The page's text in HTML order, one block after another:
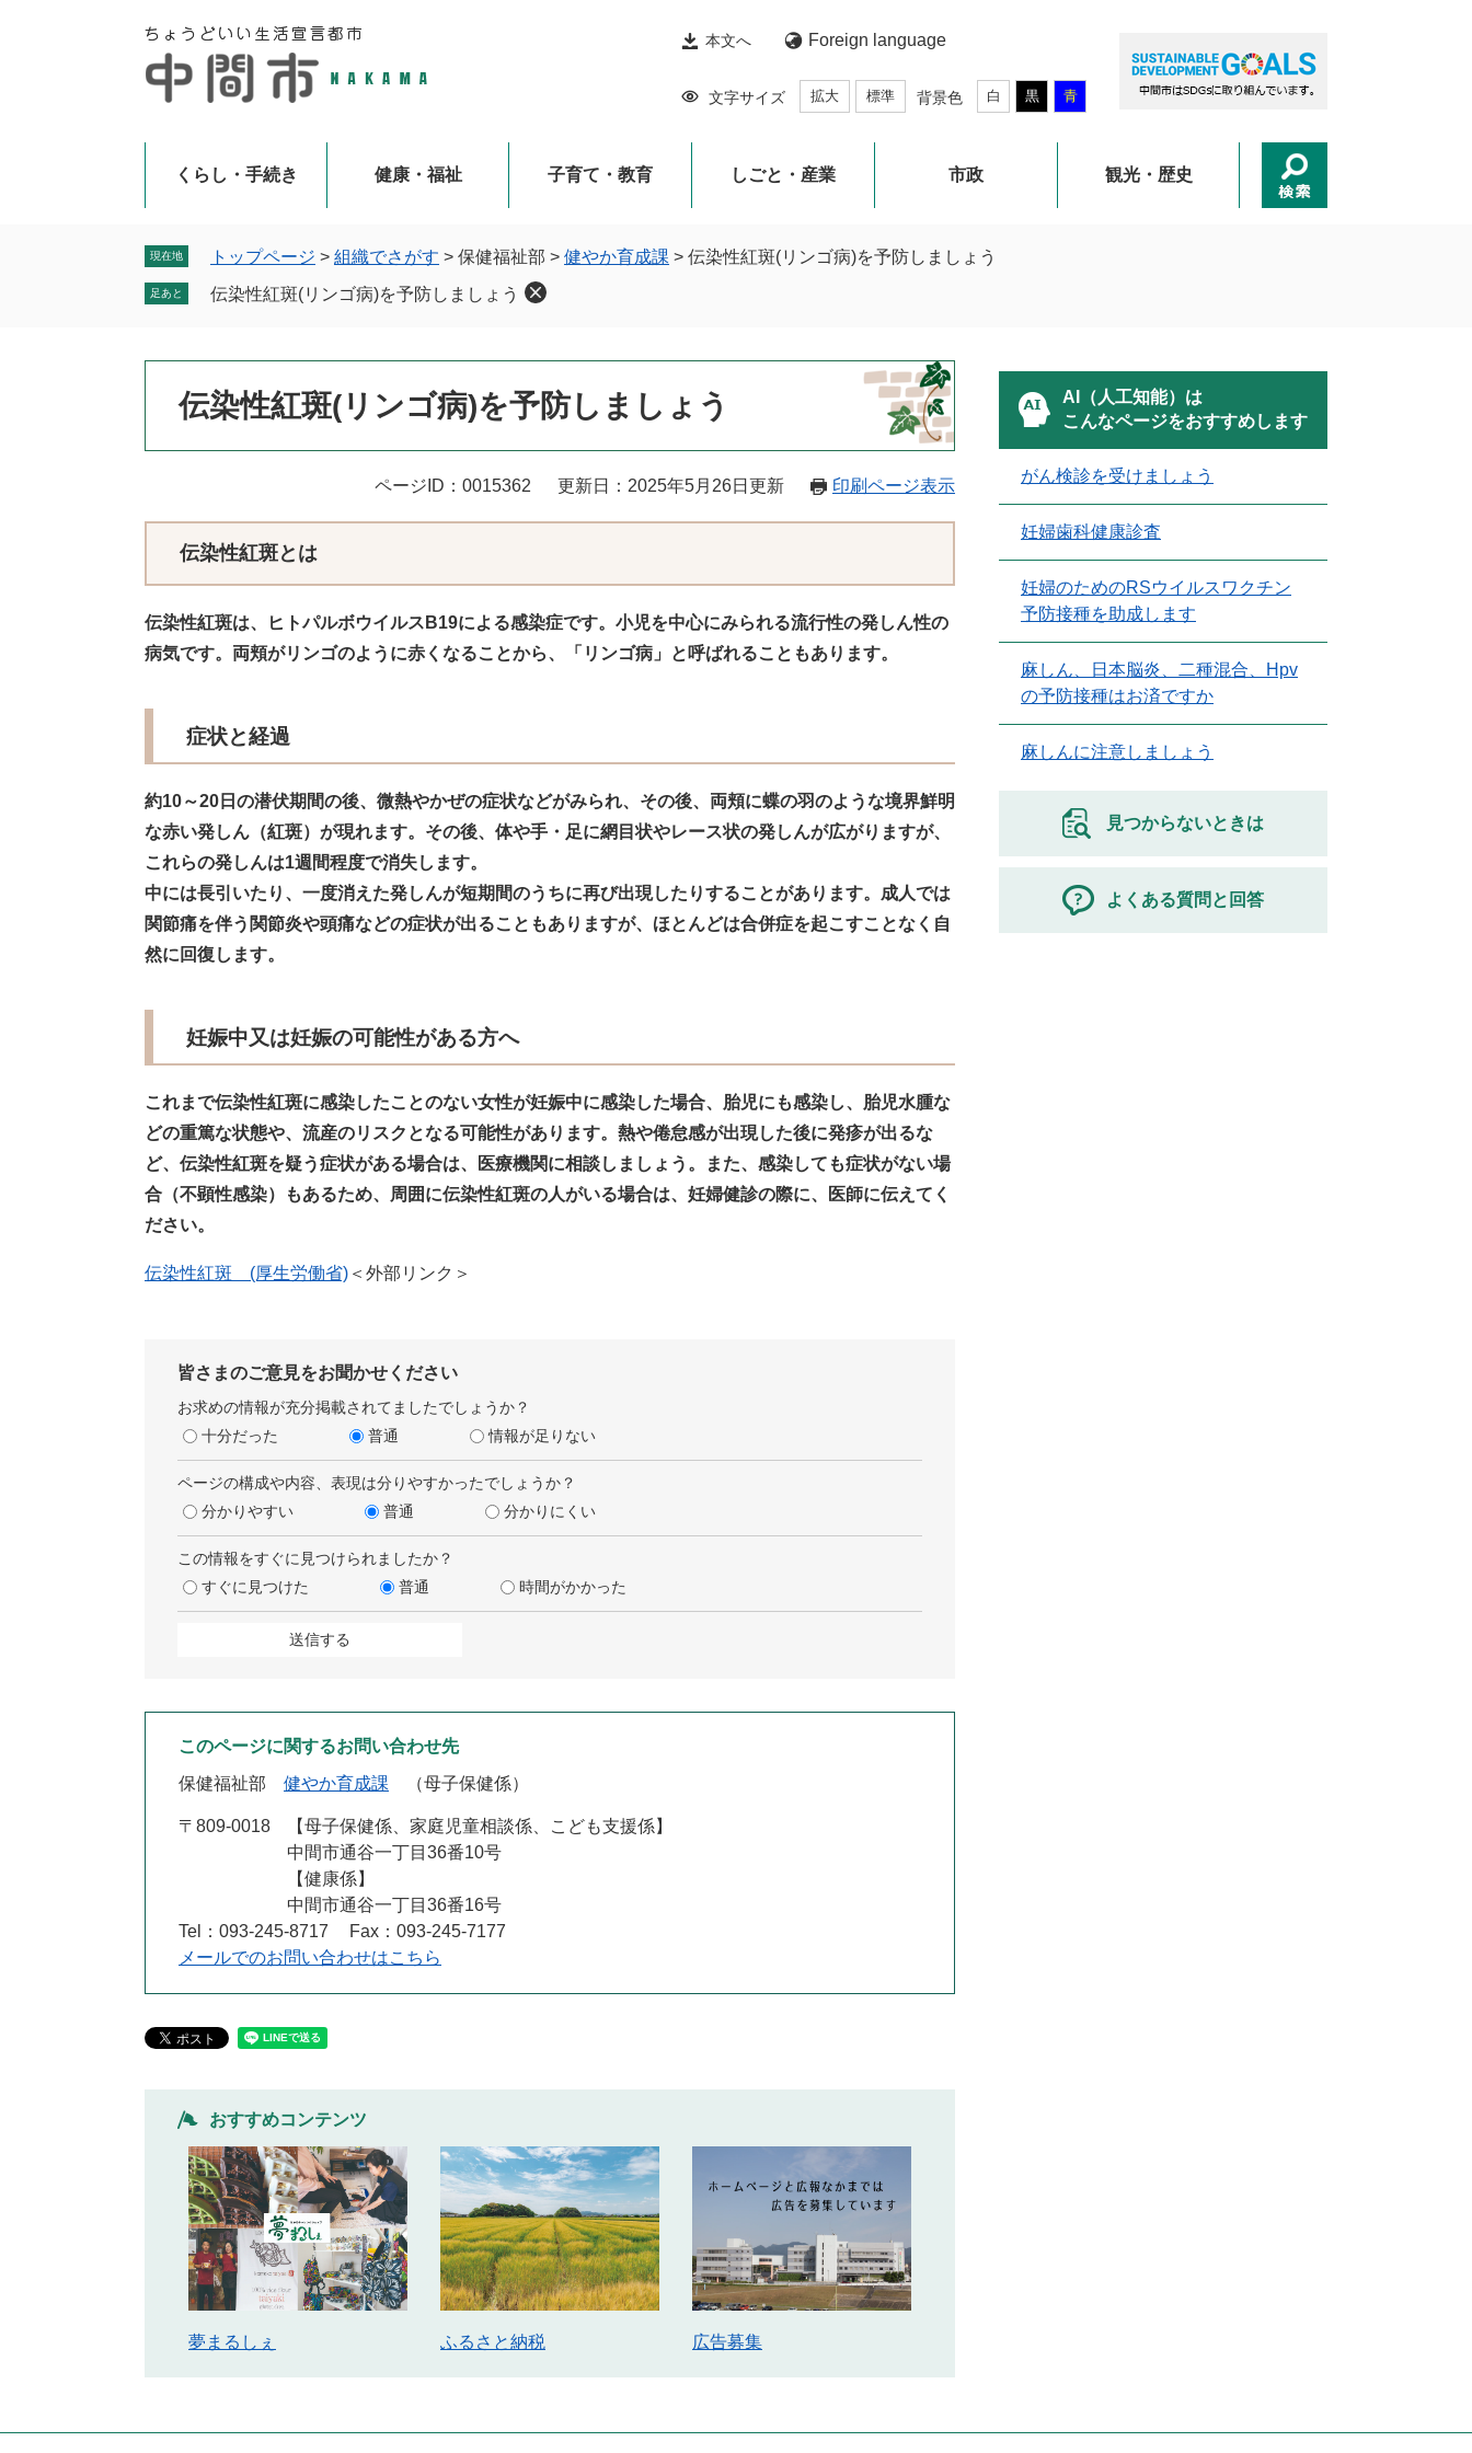
本文へ Foreign language
文字サイズ 拡大 標準 背景色 白 黒 青
くらし・手続き 健康・福祉 子育て・教育 しごと・産業 市政 観光・歴史
現在地 トップページ > 組織でさがす > 保健福祉部 > 健やか育成課 > 伝染性紅斑(リンゴ病)を予防しましょう
足あと 伝染性紅斑(リンゴ病)を予防しましょう
伝染性紅斑(リンゴ病)を予防しましょう
ページID：0015362 更新日：2025年5月26日更新 印刷ページ表示
伝染性紅斑とは
伝染性紅斑は、ヒトパルボウイルスB19による感染症です。小児を中心にみられる流行性の発しん性の
病気です。両頬がリンゴのように赤くなることから、「リンゴ病」と呼ばれることもあります。
症状と経過
約10～20日の潜伏期間の後、微熱やかぜの症状などがみられ、その後、両頬に蝶の羽のような境界鮮明
な赤い発しん（紅斑）が現れます。その後、体や手・足に網目状やレース状の発しんが広がりますが、
これらの発しんは1週間程度で消失します。
中には長引いたり、一度消えた発しんが短期間のうちに再び出現したりすることがあります。成人では
関節痛を伴う関節炎や頭痛などの症状が出ることもありますが、ほとんどは合併症を起こすことなく自
然に回復します。
妊娠中又は妊娠の可能性がある方へ
これまで伝染性紅斑に感染したことのない女性が妊娠中に感染した場合、胎児にも感染し、胎児水腫な
どの重篤な状態や、流産のリスクとなる可能性があります。熱や倦怠感が出現した後に発疹が出るな
ど、伝染性紅斑を疑う症状がある場合は、医療機関に相談しましょう。また、感染しても症状がない場
合（不顕性感染）もあるため、周囲に伝染性紅斑の人がいる場合は、妊婦健診の際に、医師に伝えてく
ださい。
伝染性紅斑 (厚生労働省) ＜外部リンク＞
皆さまのご意見をお聞かせください
お求めの情報が充分掲載されてましたでしょうか？
十分だった
普通 情報が足りない
ページの構成や内容、表現は分りやすかったでしょうか？
分かりやすい
普通 分かりにくい
この情報をすぐに見つけられましたか？
すぐに見つけた
普通 時間がかかった
このページに関するお問い合わせ先
保健福祉部
健やか育成課 母子保健係
〒809-0018
【母子保健係、家庭児童相談係、こども支援係】
中間市通谷一丁目36番10号
【健康係】
中間市通谷一丁目36番16号
Tel：093-245-8717
Fax：093-245-7177
メールでのお問い合わせはこちら
おすすめコンテンツ
夢まるしぇ ふるさと納税 広告募集
AI（人工知能）は
こんなページをおすすめします
がん検診を受けましょう
妊婦歯科健康診査
妊婦のためのRSウイルスワクチン
予防接種を助成します
麻しん、日本脳炎、二種混合、Hpv
の予防接種はお済ですか
麻しんに注意しましょう
見つからないときは
よくある質問と回答